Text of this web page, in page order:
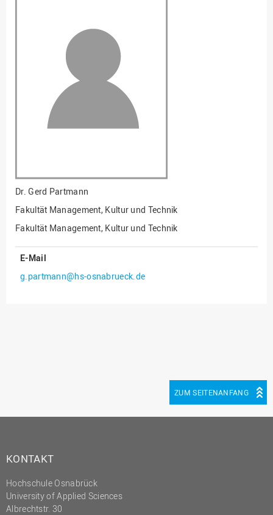
und Informatik
Fakultät Management,
Kultur und Technik
Fakultät Wirtschafts- und
Sozialwissenschaften
Finanzen
Gesellschaftliches
Hochschulplanung/-
strategie
Personalrat
Präsidialbüro
Professional School
Dr. Gerd Partmann
Fakultät Management, Kultur und Technik
Fakultät Management, Kultur und Technik
E-Mail
g.partmann@hs-osnabrueck.de
ZUM SEITENANFANG
KONTAKT
Hochschule Osnabrück
University of Applied Sciences
Albrechtstr. 30